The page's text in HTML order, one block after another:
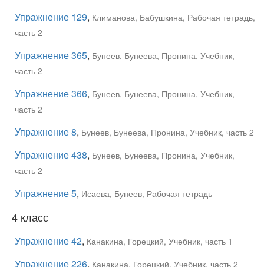
Упражнение 129, Климанова, Бабушкина, Рабочая тетрадь,
часть 2
Упражнение 365, Бунеев, Бунеева, Пронина, Учебник,
часть 2
Упражнение 366, Бунеев, Бунеева, Пронина, Учебник,
часть 2
Упражнение 8, Бунеев, Бунеева, Пронина, Учебник, часть 2
Упражнение 438, Бунеев, Бунеева, Пронина, Учебник,
часть 2
Упражнение 5, Исаева, Бунеев, Рабочая тетрадь
4 класс
Упражнение 42, Канакина, Горецкий, Учебник, часть 1
Упражнение 226, Канакина, Горецкий, Учебник, часть 2